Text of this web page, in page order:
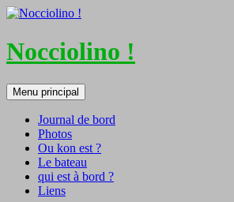
Nocciolino !
Recherche
Menu principal
Aller
au
contenu
Journal de bord
Photos
Ou kon est ?
Le bateau
qui est à bord ?
Liens